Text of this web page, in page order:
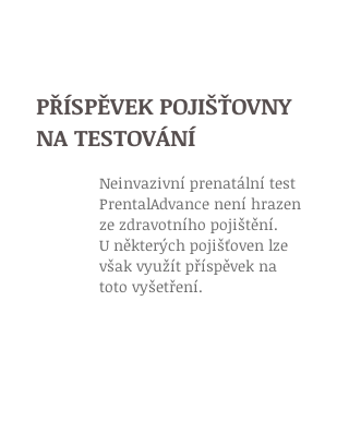
PŘÍSPĚVEK POJIŠŤOVNY
NA TESTOVÁNÍ
Neinvazivní prenatální test
PrentalAdvance není hrazen
ze zdravotního pojištění.
U některých pojišťoven lze
však využít příspěvek na
toto vyšetření.